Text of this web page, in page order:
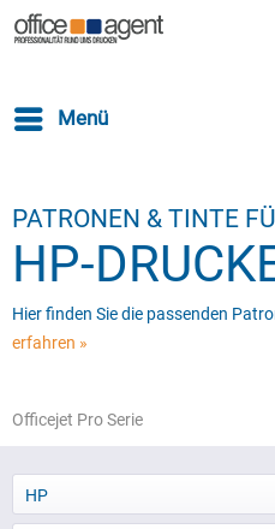
Menü
PATRONEN & TINTE
HP-
Hier finden Sie die passenden
erfahren »
Officejet Pro Serie
HP